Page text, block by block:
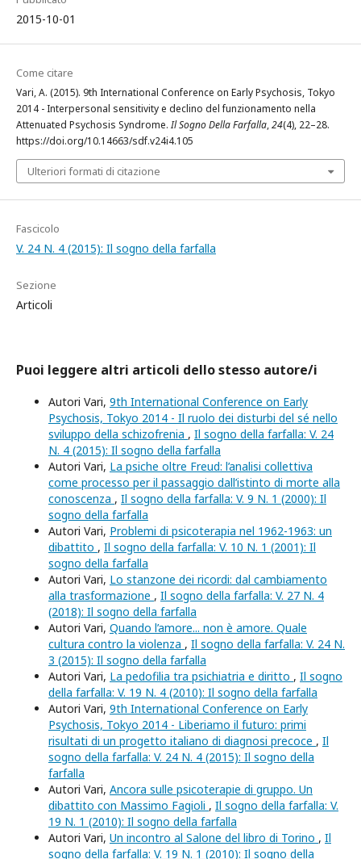
2015-10-01
Come citare
Vari, A. (2015). 9th International Conference on Early Psychosis, Tokyo
2014 - Interpersonal sensitivity e declino del funzionamento nella
Attenuated Psychosis Syndrome.Il Sogno Della Farfalla,24(4), 22–28.
https://doi.org/10.14663/sdf.v24i4.105
Ulteriori formati di citazione
Fascicolo
V. 24 N. 4 (2015): Il sogno della farfalla
Sezione
Articoli
Puoi leggere altri articoli dello stesso autore/i
Autori Vari, 9th International Conference on Early
Psychosis, Tokyo 2014 - Il ruolo dei disturbi del sé nello
sviluppo della schizofrenia , Il sogno della farfalla: V. 24
N. 4 (2015): Il sogno della farfalla
Autori Vari, La psiche oltre Freud: l’analisi collettiva
come processo per il passaggio dall’istinto di morte alla
conoscenza , Il sogno della farfalla: V. 9 N. 1 (2000): Il
sogno della farfalla
Autori Vari, Problemi di psicoterapia nel 1962-1963: un
dibattito , Il sogno della farfalla: V. 10 N. 1 (2001): Il
sogno della farfalla
Autori Vari, Lo stanzone dei ricordi: dal cambiamento
alla trasformazione , Il sogno della farfalla: V. 27 N. 4
(2018): Il sogno della farfalla
Autori Vari, Quando l’amore... non è amore. Quale
cultura contro la violenza , Il sogno della farfalla: V. 24 N.
3 (2015): Il sogno della farfalla
Autori Vari, La pedofilia tra psichiatria e diritto , Il sogno
della farfalla: V. 19 N. 4 (2010): Il sogno della farfalla
Autori Vari, 9th International Conference on Early
Psychosis, Tokyo 2014 - Liberiamo il futuro: primi
risultati di un progetto italiano di diagnosi precoce , Il
sogno della farfalla: V. 24 N. 4 (2015): Il sogno della
farfalla
Autori Vari, Ancora sulle psicoterapie di gruppo. Un
dibattito con Massimo Fagioli , Il sogno della farfalla: V.
19 N. 1 (2010): Il sogno della farfalla
Autori Vari, Un incontro al Salone del libro di Torino , Il
sogno della farfalla: V. 19 N. 1 (2010): Il sogno della